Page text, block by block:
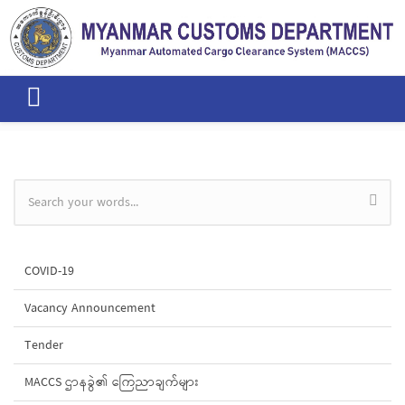
Skip to main content
Search form
COVID-19
Vacancy Announcement
Tender
MACCS ဌာနခွဲ၏ ကြေညာချက်များ